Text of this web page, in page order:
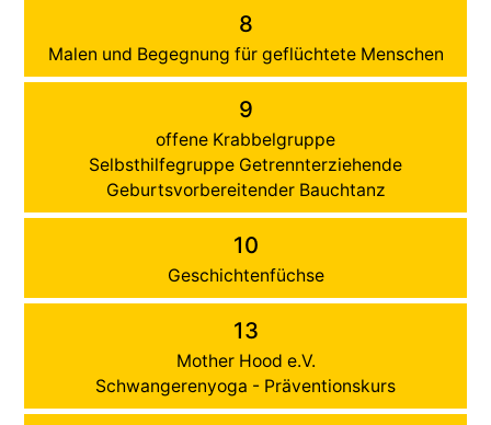
8
Malen und Begegnung für geflüchtete Menschen
9
offene Krabbelgruppe
Selbsthilfegruppe Getrennterziehende
Geburtsvorbereitender Bauchtanz
10
Geschichtenfüchse
13
Mother Hood e.V.
Schwangerenyoga - Präventionskurs